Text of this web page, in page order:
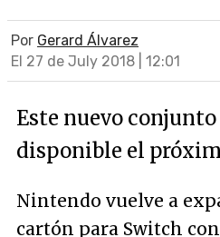
Por Gerard Álvarez
El 27 de July 2018 | 12:01
Este nuevo
disponible el
Nintendo vuelve a
cartón para Switch